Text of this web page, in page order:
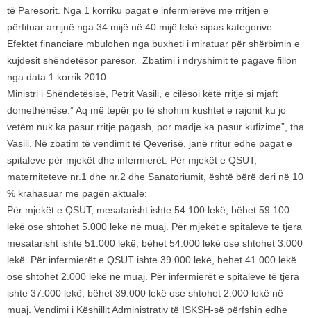
të Parësorit. Nga 1 korriku pagat e infermierëve me rritjen e
përfituar arrijnë nga 34 mijë në 40 mijë lekë sipas kategorive.
Efektet financiare mbulohen nga buxheti i miratuar për shërbimin e
kujdesit shëndetësor parësor. Zbatimi i ndryshimit të pagave fillon
nga data 1 korrik 2010.
Ministri i Shëndetësisë, Petrit Vasili, e cilësoi këtë rritje si mjaft
domethënëse.” Aq më tepër po të shohim kushtet e rajonit ku jo
vetëm nuk ka pasur rritje pagash, por madje ka pasur kufizime”, tha
Vasili. Në zbatim të vendimit të Qeverisë, janë rritur edhe pagat e
spitaleve për mjekët dhe infermierët. Për mjekët e QSUT,
materniteteve nr.1 dhe nr.2 dhe Sanatoriumit, është bërë deri në 10
% krahasuar me pagën aktuale:
Për mjekët e QSUT, mesatarisht ishte 54.100 lekë, bëhet 59.100
lekë ose shtohet 5.000 lekë në muaj. Për mjekët e spitaleve të tjera
mesatarisht ishte 51.000 lekë, bëhet 54.000 lekë ose shtohet 3.000
lekë. Për infermierët e QSUT ishte 39.000 lekë, behet 41.000 lekë
ose shtohet 2.000 lekë në muaj. Për infermierët e spitaleve të tjera
ishte 37.000 lekë, bëhet 39.000 lekë ose shtohet 2.000 lekë në
muaj. Vendimi i Këshillit Administrativ të ISKSH-së përfshin edhe